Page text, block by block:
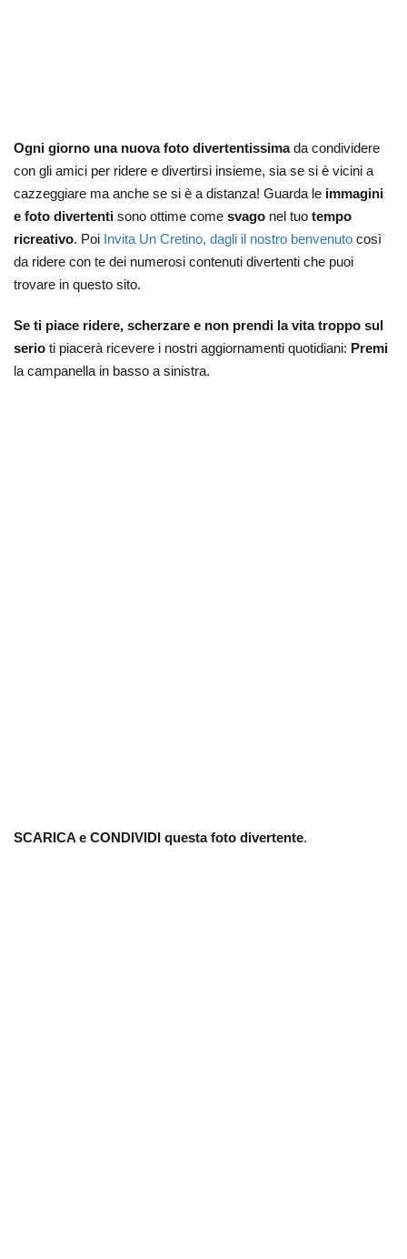
Ogni giorno una nuova foto divertentissimada condividere
con gli amici per ridere e divertirsi insieme, sia se si è vicini a
cazzeggiare ma anche se si è a distanza! Guarda le immagini
e foto divertenti sono ottime come svago nel tuo tempo
ricreativo. Poi Invita Un Cretino, dagli il nostro benvenuto così
da ridere con te dei numerosi contenuti divertenti che puoi
trovare in questo sito.
Se ti piace ridere, scherzare e non prendi la vita troppo sul
serio ti piacerà ricevere i nostri aggiornamenti quotidiani: Premi
la campanella in basso a sinistra.
SCARICA e CONDIVIDI questa foto divertente.